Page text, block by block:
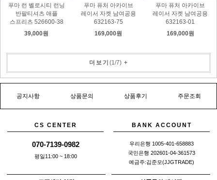
푸마 런 벨로시티 런닝
반팔티셔츠 애플
스프리츠 526600-38
39,000원
푸마 퓨처 아카이브
레이서 자켓 남여공용
632163-75
169,000원
푸마 퓨처 아카이브
레이서 자켓 남여공용
632163-01
169,000원
더보기 (1 /7)+
공지사항 상품문의 상품후기 주문조회
CS CENTER
070-7139-0982
평일11:00 ~ 18:00
BANK ACCOUNT
우리은행 1005-401-658883
국민은행 202601-04-361573
예금주:김준모(JJGTRADE)